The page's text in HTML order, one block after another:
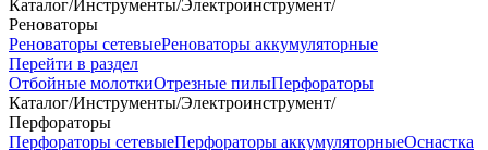
Каталог/Инструменты/Электроинструмент/
Реноваторы
Реноваторы сетевыеРеноваторы аккумуляторные
Перейти в раздел
Отбойные молоткиОтрезные пилыПерфораторы
Каталог/Инструменты/Электроинструмент/
Перфораторы
Перфораторы сетевыеПерфораторы аккумуляторныеОснастка